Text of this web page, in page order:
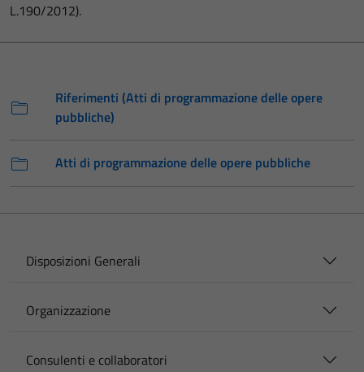
L.190/2012).
Riferimenti (Atti di programmazione delle opere
pubbliche)
Atti di programmazione delle opere pubbliche
Disposizioni Generali
Organizzazione
Consulenti e collaboratori